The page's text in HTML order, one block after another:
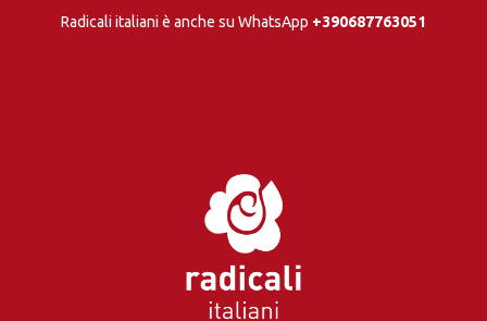
Radicali italiani è anche su WhatsApp +390687763051